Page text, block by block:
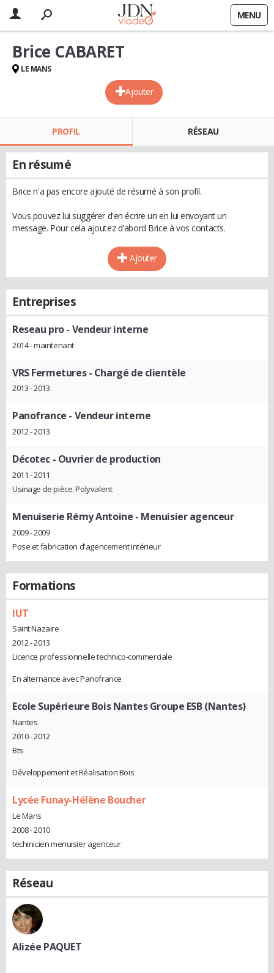
MENU
Ajouter
Brice CABARET
LE MANS
PROFIL RÉSEAU
En résumé
Brice n'a pas encore ajouté de résumé à son profil.
Vous pouvez lui suggérer d'en écrire un en lui envoyant un
message. Pour cela ajoutez d'abord Brice à vos contacts.
Ajouter
Entreprises
Reseau pro- Vendeur interne
2014 - maintenant
VRS Fermetures- Chargé de clientèle
2013 - 2013
Panofrance - Vendeur interne
2012 - 2013
Décotec - Ouvrier de production
2011 - 2011
Usinage de pièce. Polyvalent
Menuiserie Rémy Antoine - Menuisier agenceur
2009 - 2009
Pose et fabrication d'agencement intérieur
Formations
IUT
Saint Nazaire
2012 - 2013
Licence professionnelle technico-commerciale
En alternance avec Panofrance
Ecole Supérieure Bois Nantes Groupe ESB (Nantes)
Nantes
2010 - 2012
Bts
Développement et Réalisation Bois
Lycée Funay-Hélène Boucher
Le Mans
2008 - 2010
techinicien menuisier agenceur
Réseau
Alizée PAQUET